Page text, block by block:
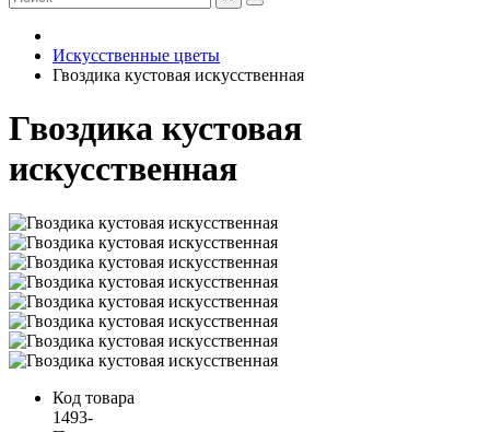
Искусственные цветы
Гвоздика кустовая искусственная
Гвоздика кустовая
искусственная
Код товара
1493-